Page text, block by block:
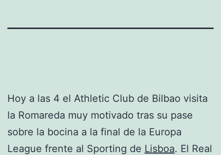
Hoy a las 4 el Athletic Club de Bilbao visita
la Romareda muy motivado tras su pase
sobre la bocina a la final de la Europa
League frente al Sporting de Lisboa. El Real